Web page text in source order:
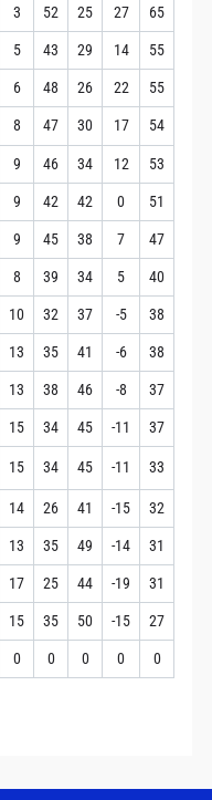
3 52 25 27 65
5 43 29 14 55
6 48 26 22 55
8 47 30 17 54
9 46 34 12 53
9 42 42 0 51
9 45 38 7 47
8 39 34 5 40
10 32 37 -5 38
13 35 41 -6 38
13 38 46 -8 37
15 34 45 -11 37
15 34 45 -11 33
14 26 41 -15 32
13 35 49 -14 31
17 25 44 -19 31
15 35 50 -15 27
0 0 0 0 0